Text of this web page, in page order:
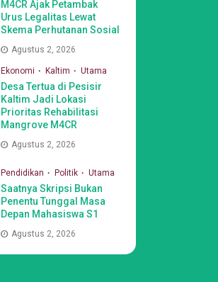
M4CR Ajak Petambak
Urus Legalitas Lewat
Skema Perhutanan Sosial
Agustus 2, 2026
Ekonomi Kaltim Utama
Desa Tertua di Pesisir
Kaltim Jadi Lokasi
Prioritas Rehabilitasi
Mangrove M4CR
Agustus 2, 2026
Pendidikan Politik Utama
Saatnya Skripsi Bukan
Penentu Tunggal Masa
Depan Mahasiswa S1
Agustus 2, 2026